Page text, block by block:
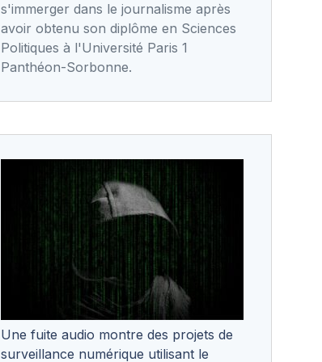
s'immerger dans le journalisme après
avoir obtenu son diplôme en Sciences
Politiques à l'Université Paris 1
Panthéon-Sorbonne.
Une fuite audio montre des projets de
surveillance numérique utilisant le